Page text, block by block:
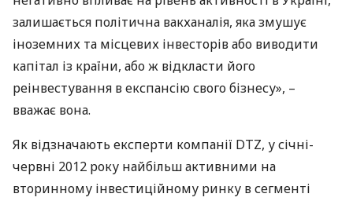
залишається політична вакханалія, яка змушує
іноземних та місцевих інвесторів або виводити
капітал із країни, або ж відкласти його
реінвестування в експансію свого бізнесу», –
вважає вона.
Як відзначають експерти компанії DTZ, у січні-
червні 2012 року найбільш активними на
вторинному інвестиційному ринку в сегменті